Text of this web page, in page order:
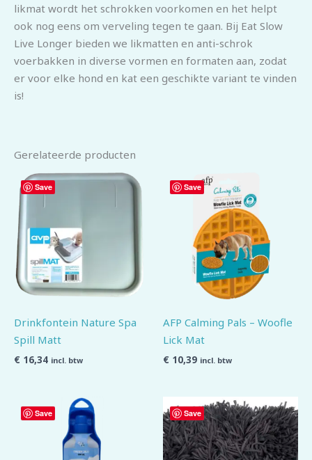
likmat wordt het schrokken voorkomen en het helpt
ook nog eens om verveling tegen te gaan. Bij Eat Slow
Live Longer bieden we likmatten en anti-schrok
voerbakken in diverse vormen en formaten aan, zodat
er voor elke hond en kat een geschikte variant te vinden
is!
Gerelateerde producten
Save
Drinkfontein Nature Spa
Spill Matt
€ 16,34 incl. btw
Save
AFP Calming Pals – Woofle
Lick Mat
€ 10,39 incl. btw
Save Save